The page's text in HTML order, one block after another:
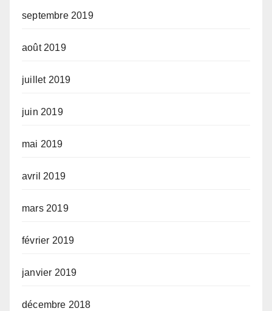
septembre 2019
août 2019
juillet 2019
juin 2019
mai 2019
avril 2019
mars 2019
février 2019
janvier 2019
décembre 2018